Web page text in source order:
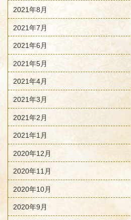
2021年8月
2021年7月
2021年6月
2021年5月
2021年4月
2021年3月
2021年2月
2021年1月
2020年12月
2020年11月
2020年10月
2020年9月